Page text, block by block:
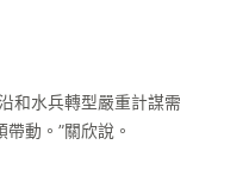
和水兵轉型嚴重計謀需
動。”關欣說。